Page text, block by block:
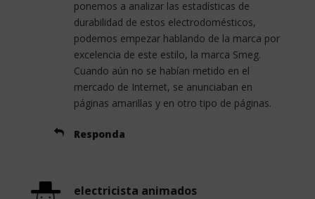
ponemos a analizar las estadísticas de
durabilidad de estos electrodomésticos,
podemos empezar hablando de la marca por
excelencia de este estilo, la marca Smeg.
Cuando aún no se habían metido en el
mercado de Internet, se anunciaban en
páginas amarillas y en otro tipo de páginas.
Responda
electricista animados